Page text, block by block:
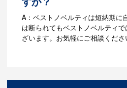
A：ベストノベルティは短納期に
は断られてもベストノベルティ
ざいます。お気軽にご相談くださ